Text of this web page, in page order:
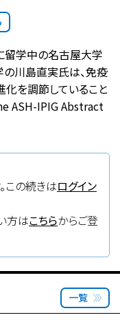
学中の名古屋大学
川島直実氏は、免疫
化を調節していること
ASH-IPIG Abstract
この続きはログイン
方はこちらからご登
一覧